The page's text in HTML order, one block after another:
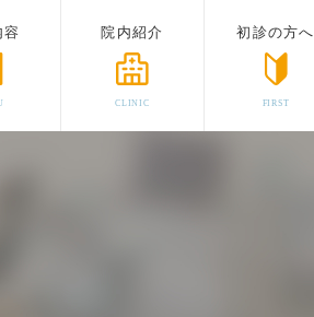
容 院内紹介
CLINIC
初診の方へ
FIRST